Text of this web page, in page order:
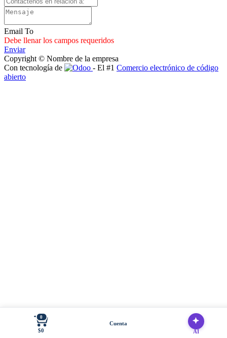
Email To
Debe llenar los campos requeridos
Enviar
Copyright © Nombre de la empresa
Con tecnología de
- El #1 Comercio electrónico de código
abierto
0
$0
Cuenta
AI